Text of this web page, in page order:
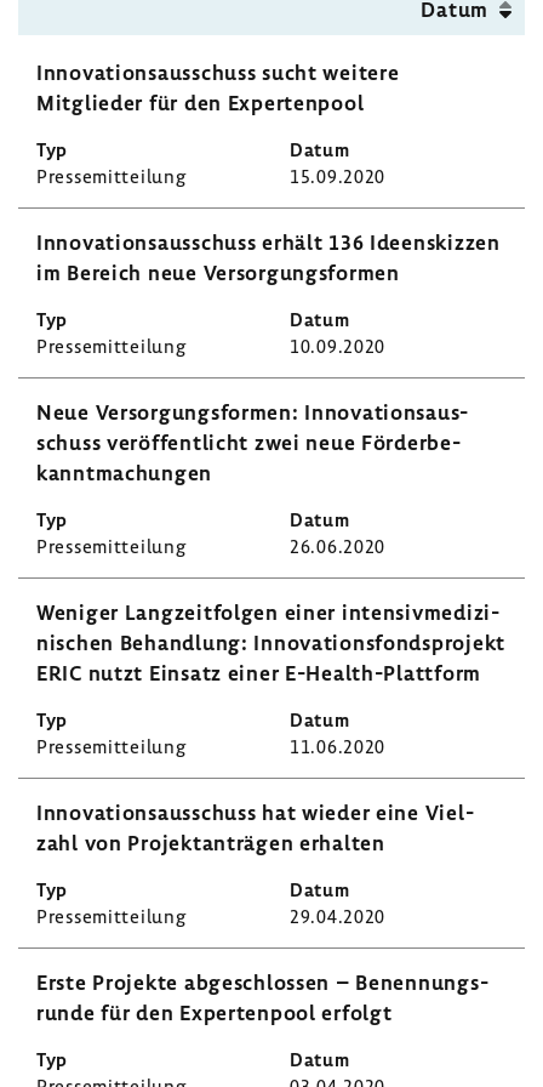
Datum
Inno­va­ti­ons­aus­schuss sucht weitere
Mitglieder für den Exper­ten­pool
Pres­se­mit­tei­lung 15.09.2020
Inno­va­ti­ons­aus­schuss erhält 136 Ideen­skizzen
im Bereich neue Versor­gungs­formen
Pres­se­mit­tei­lung 10.09.2020
Neue Versor­gungs­formen: Inno­va­ti­ons­aus­
schuss veröf­fent­licht zwei neue Förder­be­
kannt­ma­chungen
Pres­se­mit­tei­lung 26.06.2020
Weniger Lang­zeit­folgen einer inten­siv­me­di­zi­
ni­schen Behand­lung: Inno­va­ti­ons­fonds­pro­jekt
ERIC nutzt Einsatz einer E-​Health-Plattform
Pres­se­mit­tei­lung 11.06.2020
Inno­va­ti­ons­aus­schuss hat wieder eine Viel­
zahl von Projekt­an­trägen erhalten
Pres­se­mit­tei­lung 29.04.2020
Erste Projekte abge­schlossen – Benen­nungs­
runde für den Exper­ten­pool erfolgt